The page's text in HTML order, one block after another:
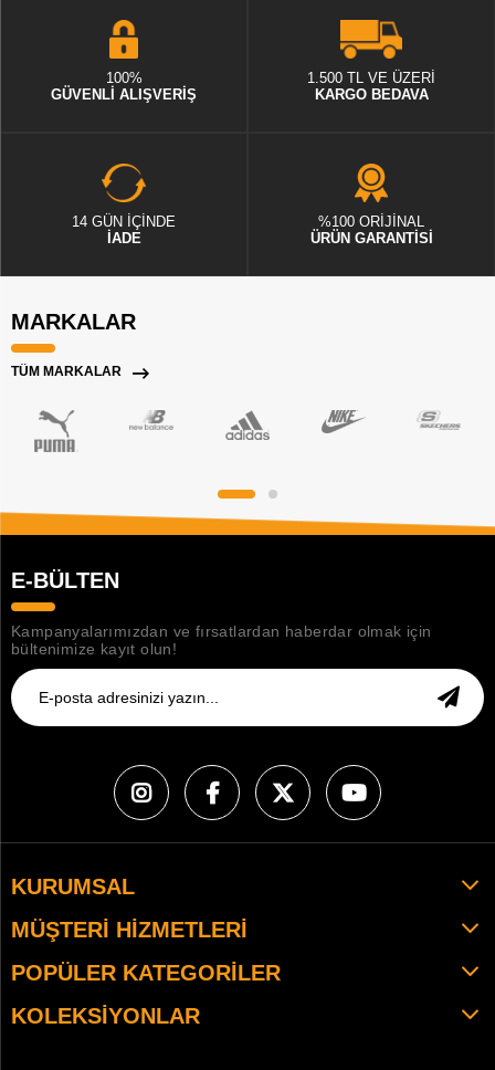
100%
GÜVENLİ ALIŞVERİŞ
1.500 TL VE ÜZERİ
KARGO BEDAVA
14 GÜN İÇİNDE
İADE
%100 ORİJİNAL
ÜRÜN GARANTİSİ
MARKALAR
TÜM MARKALAR
E-BÜLTEN
Kampanyalarımızdan ve fırsatlardan haberdar olmak için
bültenimize kayıt olun!
KURUMSAL
MÜŞTERI HIZMETLERI
POPÜLER KATEGORILER
KOLEKSIYONLAR